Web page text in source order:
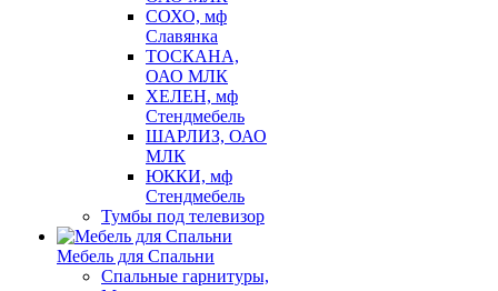
СОХО, мф
Славянка
ТОСКАНА,
ОАО МЛК
ХЕЛЕН, мф
Стендмебель
ШАРЛИЗ, ОАО
МЛК
ЮККИ, мф
Стендмебель
Тумбы под телевизор
Мебель для Спальни
Спальные гарнитуры,